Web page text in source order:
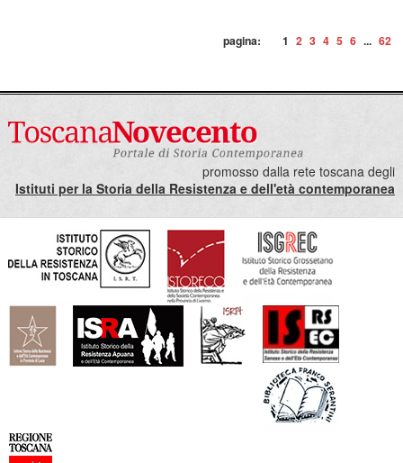
pagina: 1 2 3 4 5 6 ... 62
promosso dalla rete toscana degli
Istituti per la Storia della Resistenza e dell'età contemporanea